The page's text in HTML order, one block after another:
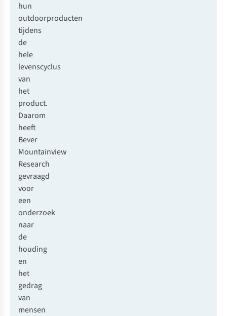
hun
outdoorproducten
tijdens
de
hele
levenscyclus
van
het
product.
Daarom
heeft
Bever
Mountainview
Research
gevraagd
voor
een
onderzoek
naar
de
houding
en
het
gedrag
van
mensen